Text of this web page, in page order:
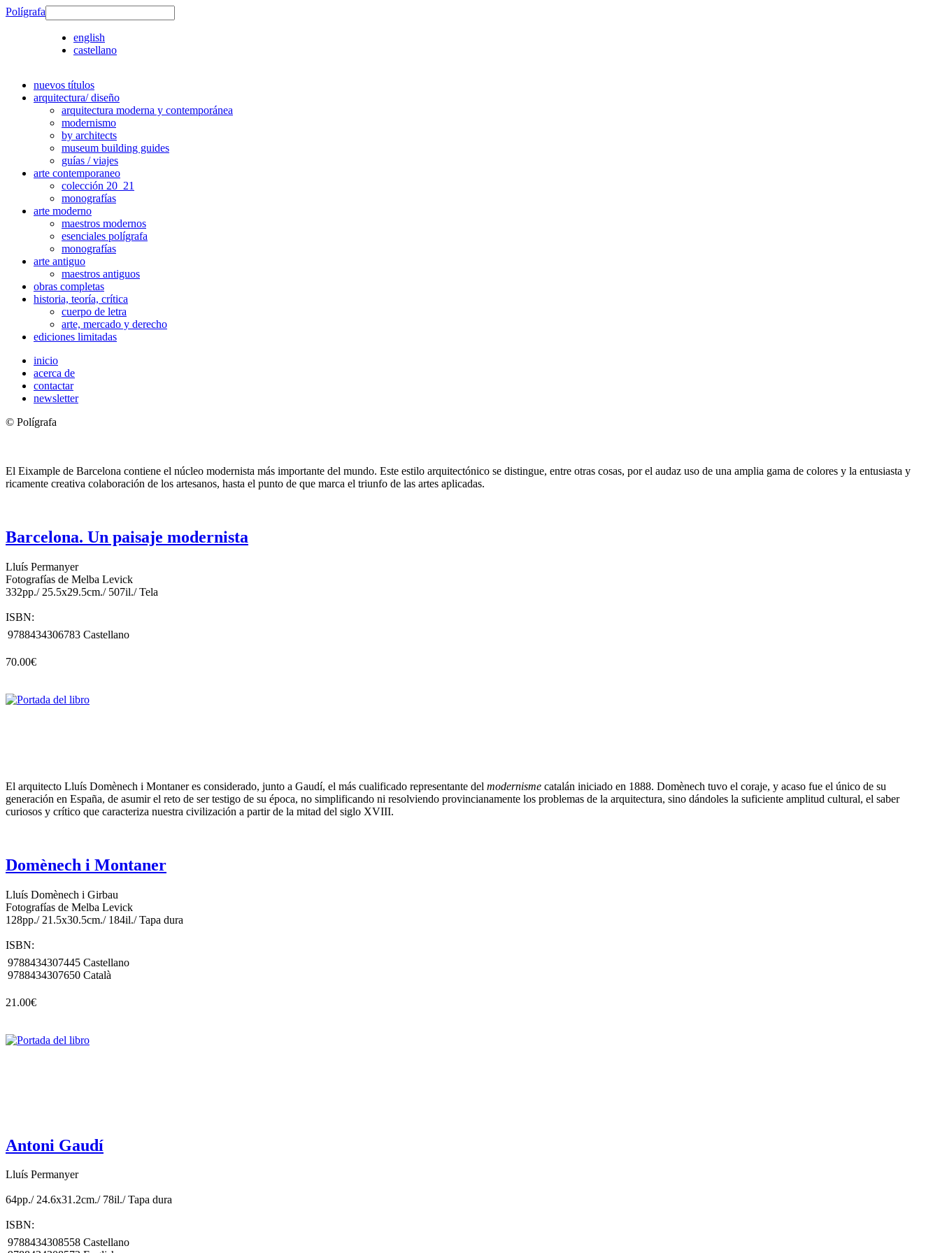
Polígrafa
english
castellano
nuevos títulos
arquitectura/ diseño
arquitectura moderna y contemporánea
modernismo
by architects
museum building guides
guías / viajes
arte contemporaneo
colección 20_21
monografías
arte moderno
maestros modernos
esenciales polígrafa
monografías
arte antiguo
maestros antiguos
obras completas
historia, teoría, crítica
cuerpo de letra
arte, mercado y derecho
ediciones limitadas
inicio
acerca de
contactar
newsletter
© Polígrafa
El Eixample de Barcelona contiene el núcleo modernista más importante del mundo. Este estilo arquitectónico se distingue, entre otras cosas, por el audaz uso de una amplia gama de colores y la entusiasta y
ricamente creativa colaboración de los artesanos, hasta el punto de que marca el triunfo de las artes aplicadas.
Barcelona. Un paisaje modernista
Lluís Permanyer
Fotografías de Melba Levick
332pp./ 25.5x29.5cm./ 507il./ Tela
ISBN:
9788434306783 Castellano
70.00€
El arquitecto Lluís Domènech i Montaner es considerado, junto a Gaudí, el más cualificado representante del modernisme catalán iniciado en 1888. Domènech tuvo el coraje, y acaso fue el único de su
generación en España, de asumir el reto de ser testigo de su época, no simplificando ni resolviendo provincianamente los problemas de la arquitectura, sino dándoles la suficiente amplitud cultural, el saber
curiosos y crítico que caracteriza nuestra civilización a partir de la mitad del siglo XVIII.
Domènech i Montaner
Lluís Domènech i Girbau
Fotografías de Melba Levick
128pp./ 21.5x30.5cm./ 184il./ Tapa dura
ISBN:
9788434307445
9788434307650
Castellano
Català
21.00€
Antoni Gaudí
Lluís Permanyer
64pp./ 24.6x31.2cm./ 78il./ Tapa dura
ISBN:
9788434308558 Castellano